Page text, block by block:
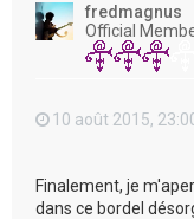
fredmagnus
Official
10 août 2015,
Finalement, je
dans ce bordel